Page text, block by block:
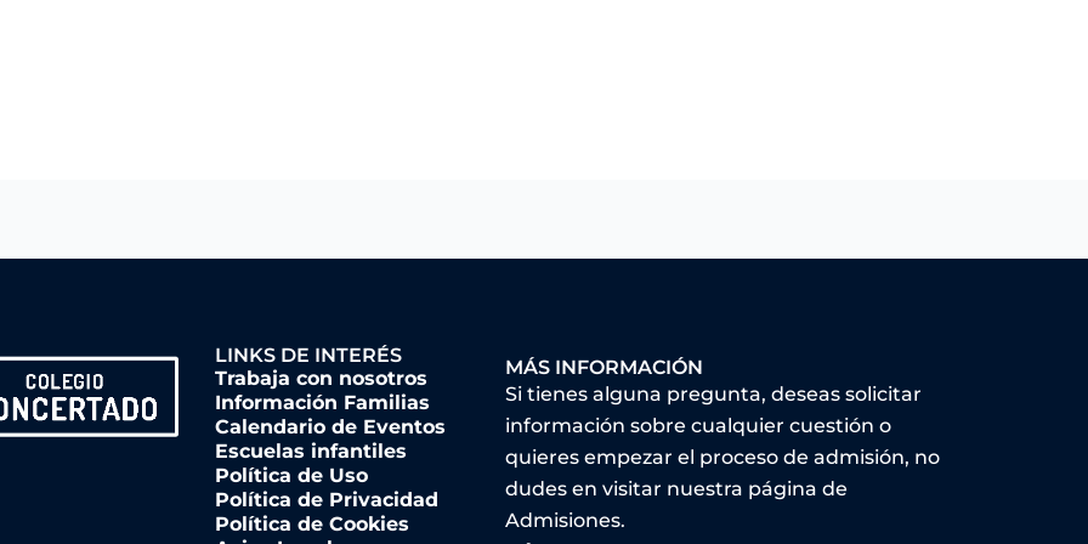
LINKS DE INTERÉS
Trabaja con nosotros
Información Familias
Calendario de Eventos
Escuelas infantiles
Política de Uso
Política de Privacidad
Política de Cookies
MÁS INFORMACIÓN
Si tienes alguna pregunta, deseas solicitar
información sobre cualquier cuestión o
quieres empezar el proceso de admisión, no
dudes en visitar nuestra página de
Admisiones.